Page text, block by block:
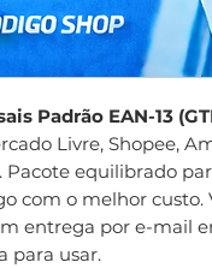
Padrão EAN-13
Livre, Shopee,
Pacote equilibrado
com o melhor custo.
entrega por e-mail
para usar.